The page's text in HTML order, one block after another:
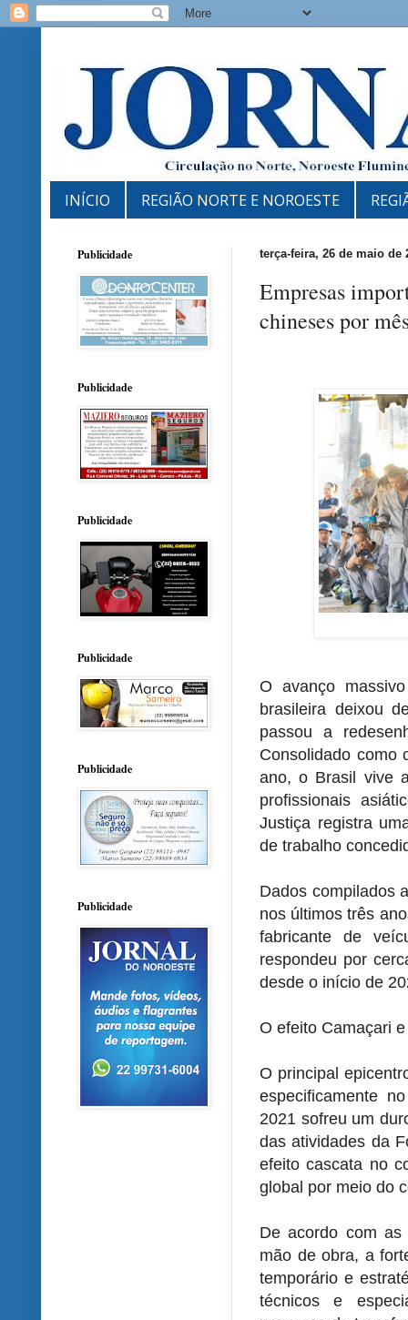
INÍCIO REGIÃO NORTE E NOROESTE
terça-feira, 26 de maio de
Empresas
chineses por
O avanço
brasileira deixou
passou a
Consolidado como
ano, o Brasil vive
profissionais
Justiça registra
de trabalho
Dados compilados
nos últimos três
fabricante de
respondeu por
desde o início de
O efeito Camaçari
O principal
especificamente
2021 sofreu um
das atividades da
efeito cascata no
global por meio do
De acordo com as
mão de obra, a
temporário e
técnicos e
Publicidade
Publicidade
Publicidade
Publicidade
Publicidade
Publicidade